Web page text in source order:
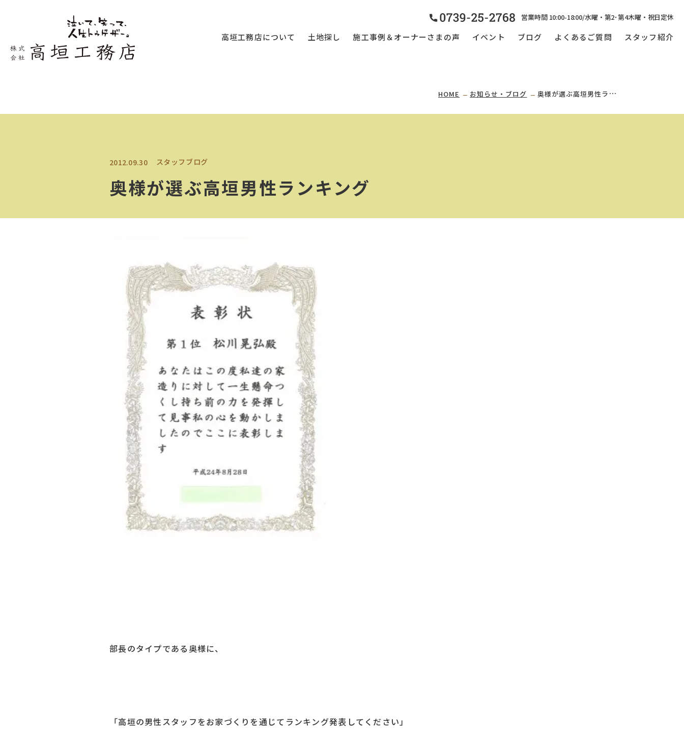
営業時間 10:00-18:00/水曜・第2･第4木曜・祝日定休
高垣工務店について 土地探し 施工事例＆オーナーさまの声 イベント ブログ よくあるご質問 スタッフ紹介
HOME お知らせ・ブログ 奥様が選ぶ高垣男性ランキング
2012.09.30 スタッフブログ
奥様が選ぶ高垣男性ランキング
部長のタイプである奥様に、
「高垣の男性スタッフをお家づくりを通じてランキング発表してください」